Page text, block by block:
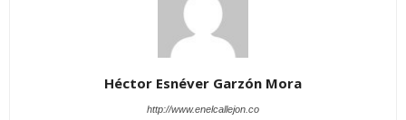
Héctor Esnéver Garzón Mora
http://www.enelcallejon.co